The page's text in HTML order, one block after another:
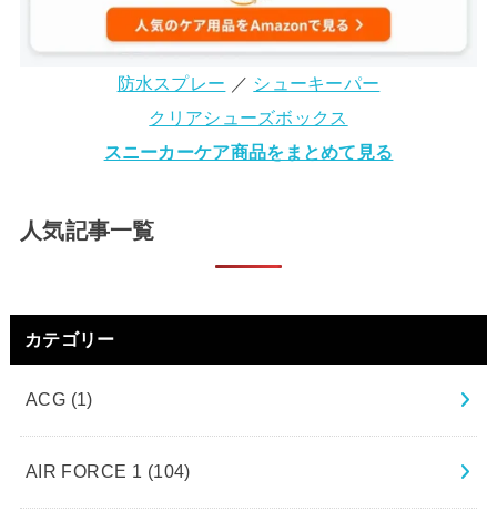
防水スプレー ／ シューキーパー
クリアシューズボックス
スニーカーケア商品をまとめて見る
人気記事一覧
カテゴリー
ACG (1)
AIR FORCE 1 (104)